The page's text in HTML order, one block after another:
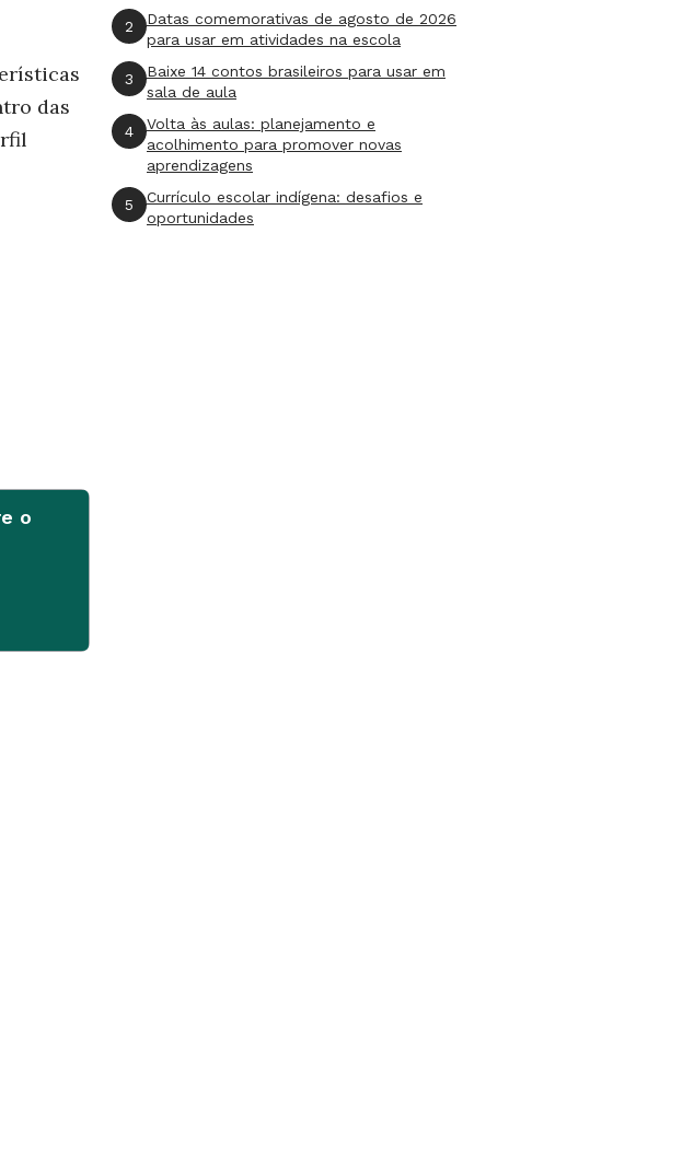
das
a
de
e 89%
e a
o
2
Datas comemorativas de agosto de 2026
para usar em atividades na escola
3
Baixe 14 contos brasileiros para usar em
sala de aula
4
Volta às aulas: planejamento e
acolhimento para promover novas
aprendizagens
5
Currículo escolar indígena: desafios e
oportunidades